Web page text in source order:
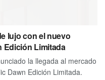
lujo con el nuevo
Edición Limitada
la llegada al mercado
Dawn Edición Limitada.